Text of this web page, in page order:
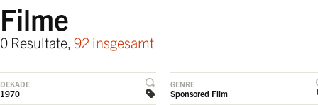
Filme
0 Resultate, 92 insgesamt
DEKADE
1970
GENRE
Sponsored Film